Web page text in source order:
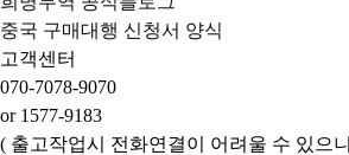
중국 구매대행 신청서 양식
고객센터
070-7078-9070
or 1577-9183
( 출고작업시 전화연결이 어려울 수 있으니